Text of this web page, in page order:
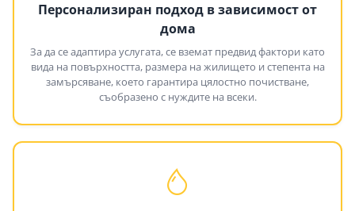
Персонализиран подход в зависимост от
дома
За да се адаптира услугата, се вземат предвид фактори като
вида на повърхността, размера на жилището и степента на
замърсяване, което гарантира цялостно почистване,
съобразено с нуждите на всеки.